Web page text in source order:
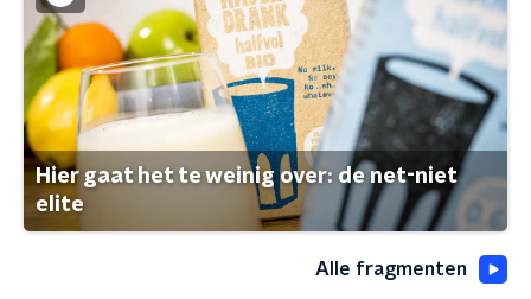
Hier gaat het te weinig over: de net-niet
elite
Alle fragmenten